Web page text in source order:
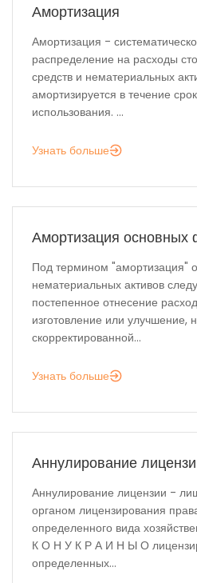
Амортизация
Амортизация -
распределение на расходы
средств и нематериальных
амортизируется в течение
использования. ...
Узнать больше
Амортизация основных
Под термином "амортизация"
нематериальных активов
постепенное отнесение
изготовление или улучшение,
скорректированной...
Узнать больше
Аннулирование
Аннулирование лицензии -
органом лицензирования
определенного вида
К О Н У К Р А И Н Ы О
определенных...